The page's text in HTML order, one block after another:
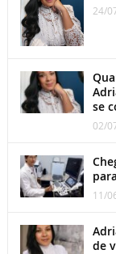
24/
se
02/
11/
de